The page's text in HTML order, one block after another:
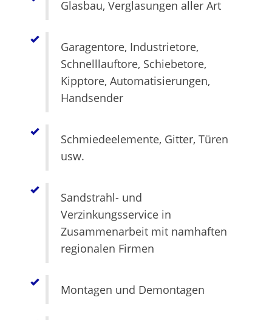
Glasbau, Verglasungen aller Art
Garagentore, Industrietore,
Schnelllauftore, Schiebetore,
Kipptore, Automatisierungen,
Handsender
Schmiedeelemente, Gitter, Türen
usw.
Sandstrahl- und
Verzinkungsservice in
Zusammenarbeit mit namhaften
regionalen Firmen
Montagen und Demontagen